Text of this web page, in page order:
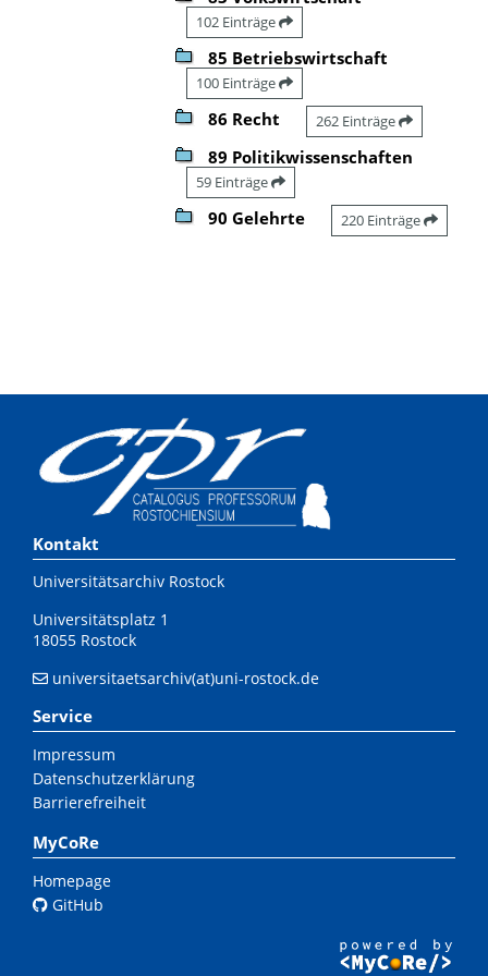
102 Einträge
85 Betriebswirtschaft
100 Einträge
86 Recht 262 Einträge
89 Politikwissenschaften
59 Einträge
90 Gelehrte 220 Einträge
Kontakt
Universitätsarchiv Rostock
Universitätsplatz 1
18055 Rostock
universitaetsarchiv(at)uni-rostock.de
Service
Impressum
Datenschutzerklärung
Barrierefreiheit
MyCoRe
Homepage
GitHub